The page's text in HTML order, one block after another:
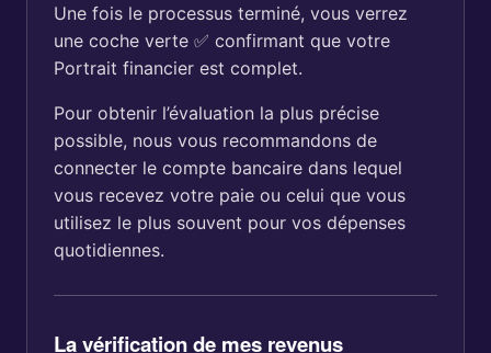
Une fois le processus terminé, vous verrez
une coche verte ✅ confirmant que votre
Portrait financier est complet.
Pour obtenir l’évaluation la plus précise
possible, nous vous recommandons de
connecter le compte bancaire dans lequel
vous recevez votre paie ou celui que vous
utilisez le plus souvent pour vos dépenses
quotidiennes.
La vérification de mes revenus